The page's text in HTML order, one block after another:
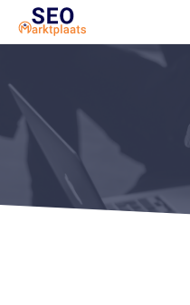
SEO
Marketeer
1. Seo
2.